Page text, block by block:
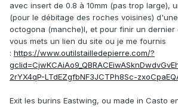
avec insert de 0.8 à 10mm (pas trop large),
(pour le débitage des roches voisines)
octogona (manche)l, et pour finir un dernier
vous mets un lien du site ou je me fournis
: https://www.outilstailledepierre.com/?
2rYX4qP-LTdEZgfbNF3JCTPh8Sc-
Exit les burins Eastwing, ou made in Casto